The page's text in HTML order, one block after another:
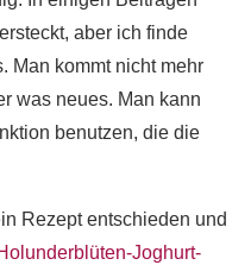
aber ich finde
Man kommt nicht mehr
was neues. Man kann
benutzen, die die
Rezept entschieden und
Joghurt-